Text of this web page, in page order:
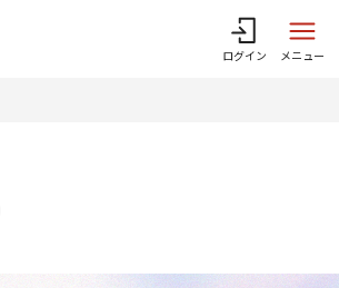
ログイン メニュー